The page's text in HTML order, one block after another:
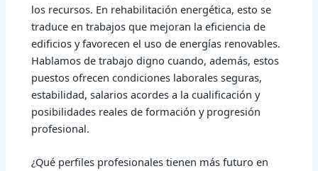
los recursos. En rehabilitación energética, esto se
traduce en trabajos que mejoran la eficiencia de
edificios y favorecen el uso de energías renovables.
Hablamos de trabajo digno cuando, además, estos
puestos ofrecen condiciones laborales seguras,
estabilidad, salarios acordes a la cualificación y
posibilidades reales de formación y progresión
profesional.
¿Qué perfiles profesionales tienen más futuro en